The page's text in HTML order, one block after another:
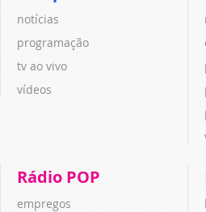
notícias
programação
tv ao vivo
vídeos
Rádio POP
empregos